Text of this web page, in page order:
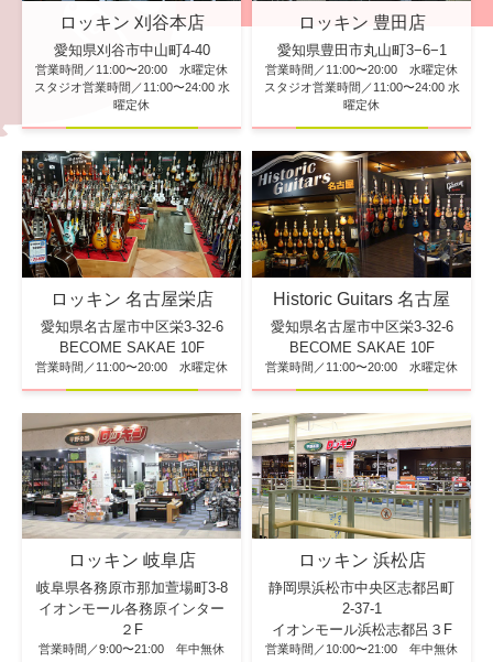
ロッキン 刈谷本店
愛知県刈谷市中山町4-40
営業時間／11:00〜20:00 水曜定休
スタジオ営業時間／11:00〜24:00 水
曜定休
ロッキン 豊田店
愛知県豊田市丸山町3−6−1
営業時間／11:00〜20:00 水曜定休
スタジオ営業時間／11:00〜24:00 水
曜定休
ロッキン 名古屋栄店
愛知県名古屋市中区栄3-32-6
BECOME SAKAE 10F
営業時間／11:00〜20:00 水曜定休
Historic Guitars 名古屋
愛知県名古屋市中区栄3-32-6
BECOME SAKAE 10F
営業時間／11:00〜20:00 水曜定休
ロッキン 岐阜店
岐阜県各務原市那加萱場町3-8
イオンモール各務原インター
２F
営業時間／9:00〜21:00 年中無休
ロッキン 浜松店
静岡県浜松市中央区志都呂町
2-37-1
イオンモール浜松志都呂３F
営業時間／10:00〜21:00 年中無休